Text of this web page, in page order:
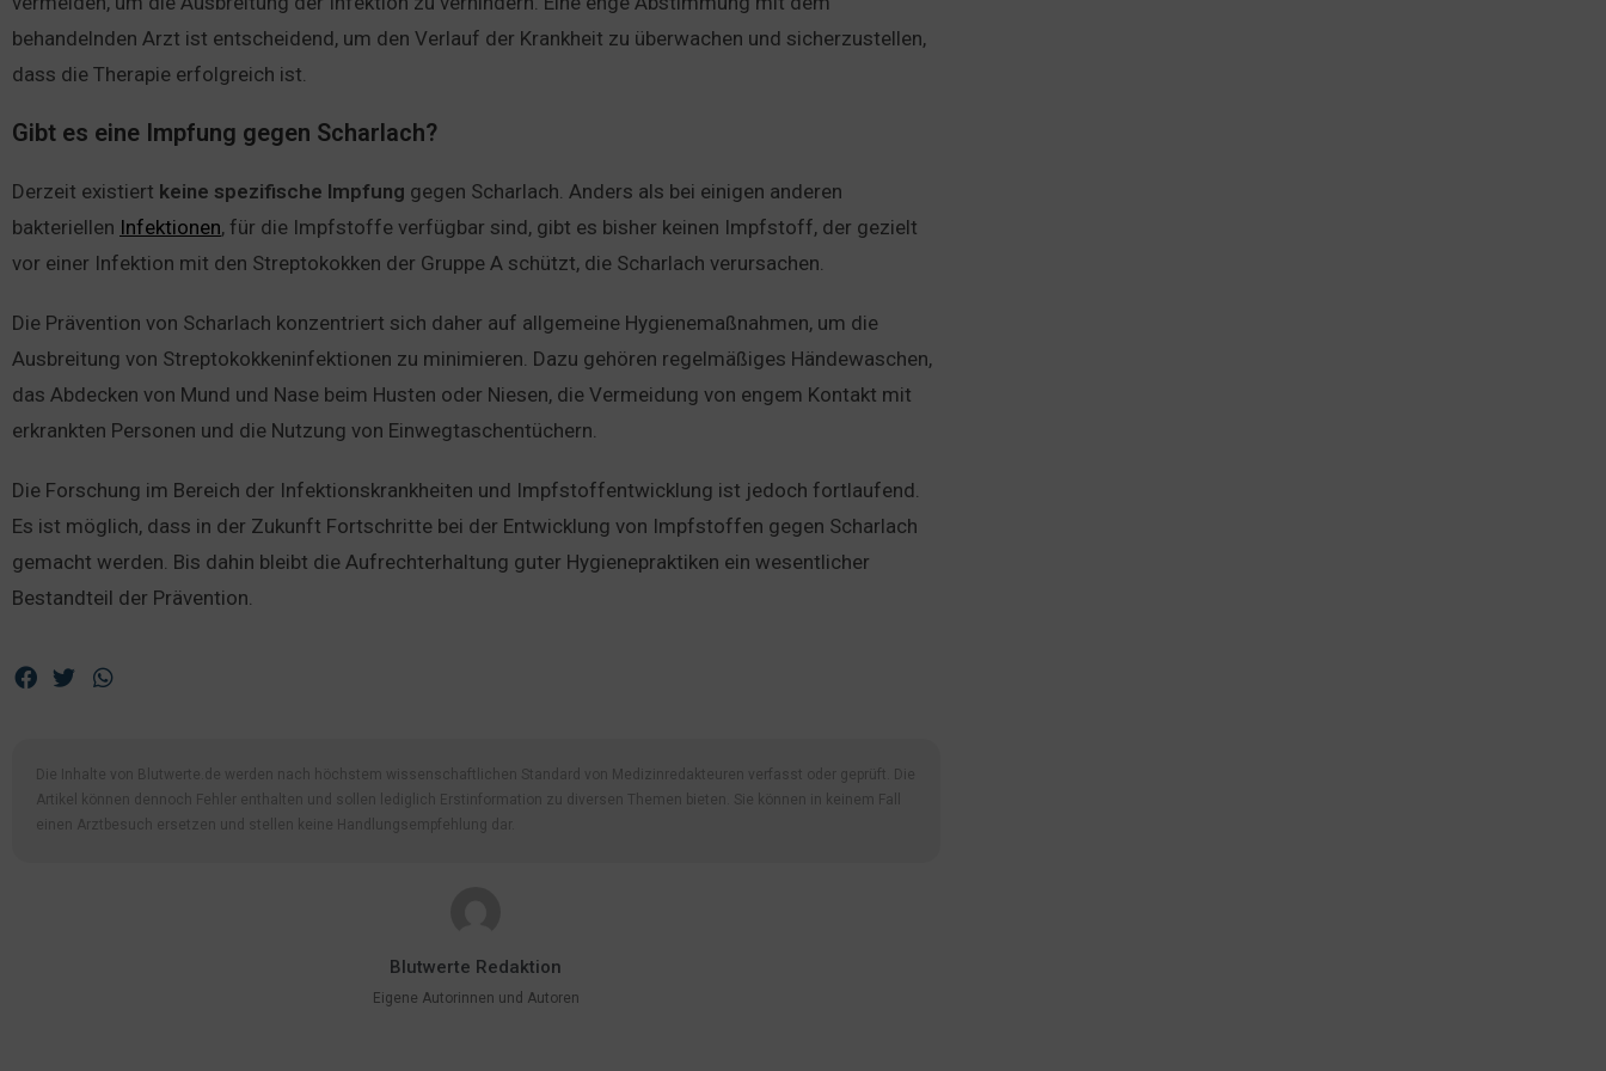
behandelnden Arzt ist entscheidend, um den Verlauf der Krankheit zu überwachen und sicherzustellen,
dass die Therapie erfolgreich ist.
Gibt es eine Impfung gegen Scharlach?
Derzeit existiert keine spezifische Impfung gegen Scharlach. Anders als bei einigen anderen
bakteriellen Infektionen, für die Impfstoffe verfügbar sind, gibt es bisher keinen Impfstoff, der gezielt
vor einer Infektion mit den Streptokokken der Gruppe A schützt, die Scharlach verursachen.
Die Prävention von Scharlach konzentriert sich daher auf allgemeine Hygienemaßnahmen, um die
Ausbreitung von Streptokokkeninfektionen zu minimieren. Dazu gehören regelmäßiges Händewaschen,
das Abdecken von Mund und Nase beim Husten oder Niesen, die Vermeidung von engem Kontakt mit
erkrankten Personen und die Nutzung von Einwegtaschentüchern.
Die Forschung im Bereich der Infektionskrankheiten und Impfstoffentwicklung ist jedoch fortlaufend.
Es ist möglich, dass in der Zukunft Fortschritte bei der Entwicklung von Impfstoffen gegen Scharlach
gemacht werden. Bis dahin bleibt die Aufrechterhaltung guter Hygienepraktiken ein wesentlicher
Bestandteil der Prävention.
Die Inhalte von Blutwerte.de werden nach höchstem wissenschaftlichen Standard von Medizinredakteuren verfasst oder geprüft. Die
Artikel können dennoch Fehler enthalten und sollen lediglich Erstinformation zu diversen Themen bieten. Sie können in keinem Fall
einen Arztbesuch ersetzen und stellen keine Handlungsempfehlung dar.
Blutwerte Redaktion
Eigene Autorinnen und Autoren